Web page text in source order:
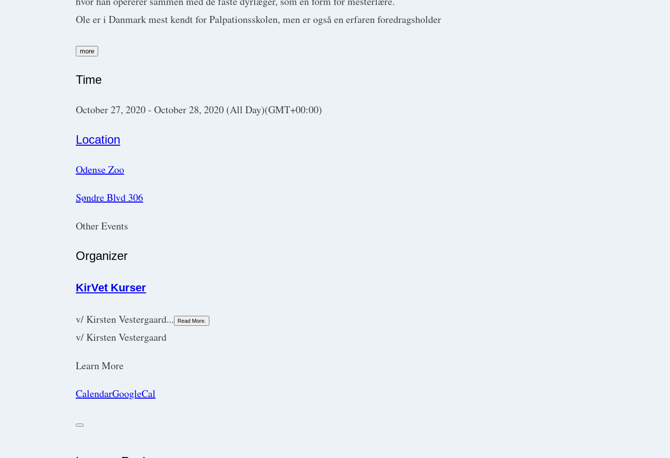
Ole er i Danmark mest kendt for Palpationsskolen, men er også en erfaren foredragsholder
more
Time
October 27, 2020- October 28, 2020 (All Day)(GMT+00:00)
Location
Odense Zoo
Søndre Blvd 306
Other Events
Organizer
KirVet Kurser
v/ Kirsten Vestergaard... Read More.
v/ Kirsten Vestergaard
Learn More
CalendarGoogleCal